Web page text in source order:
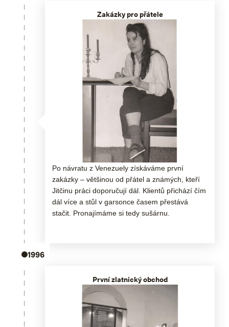
Zakázky pro přátele
Po návratu z Venezuely získáváme první
zakázky – většinou od přátel a známých, kteří
Jitčinu práci doporučují dál. Klientů přichází čím
dál více a stůl v garsonce časem přestává
stačit. Pronajímáme si tedy sušárnu.
1996
První zlatnický obchod